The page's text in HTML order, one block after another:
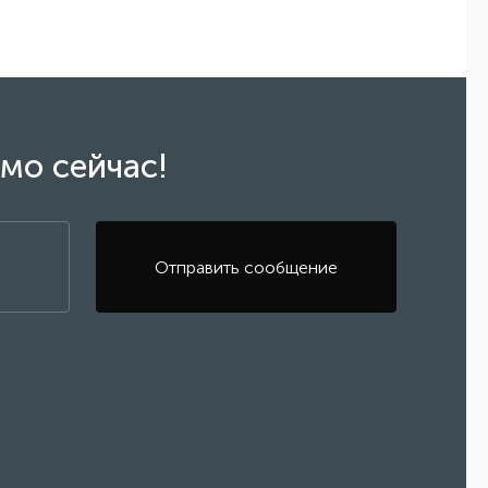
тянут из почвы только чистую воду и
воду от вредных примесей.
купать детей, не беспокоясь о качестве воды. А
сейчас!
Отправить сообщение